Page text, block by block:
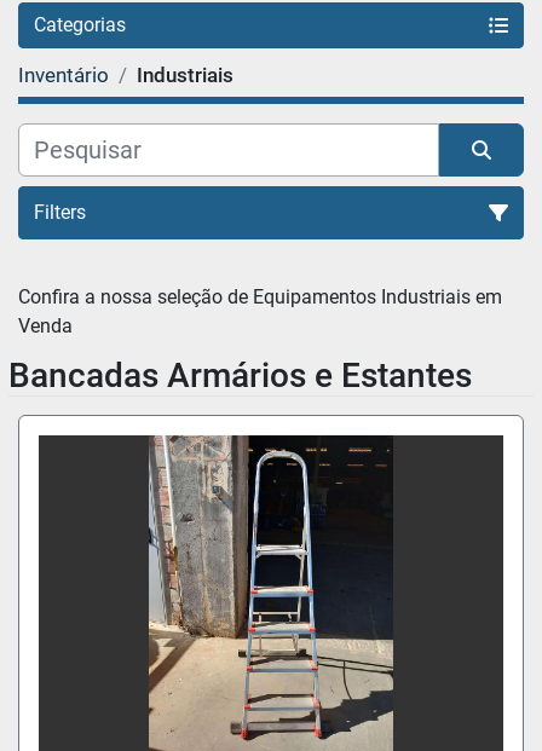
Categorias
Inventário Industriais
Filters
Organizar por
Confira a nossa seleção de Equipamentos Industriais em
Venda
Bancadas Armários e Estantes